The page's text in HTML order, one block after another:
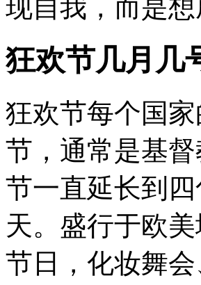
现自我，而是
狂欢节几月几
狂欢节每个国
节，通常是基
节一直延长到
天。盛行于欧
节日，化妆舞